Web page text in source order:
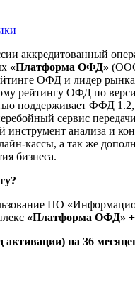
аккредитованный
«Платформа ОФД»
ОФД и лидер
рейтингу ОФД по
поддерживает ФФД 1.2,
сервис
анализа и
кассы, а так же
бизнеса.
ПО
«Платформа ОФД»
на 36